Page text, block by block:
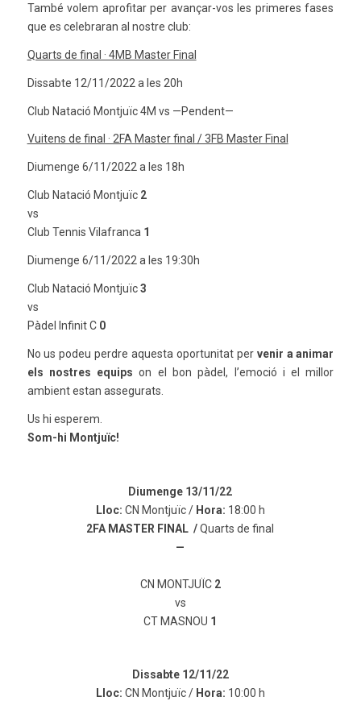
També volem aprofitar per avançar-vos les primeres fases
que es celebraran al nostre club:
Quarts de final · 4MB Master Final
Dissabte 12/11/2022 a les 20h
Club Natació Montjuïc 4M vs —Pendent—
Vuitens de final · 2FA Master final / 3FB Master Final
Diumenge 6/11/2022 a les 18h
Club Natació Montjuïc 2
vs
Club Tennis Vilafranca 1
Diumenge 6/11/2022 a les 19:30h
Club Natació Montjuïc3
vs
Pàdel Infinit C 0
No us podeu perdre aquesta oportunitat per venir a animar
els nostres equips on el bon pàdel, l’emoció i el millor
ambient estan assegurats.
Us hi esperem.
Som-hi Montjuïc!
Diumenge 13/11/22
Lloc: CN Montjuïc / Hora: 18:00 h
2FA MASTER FINAL /Quarts de final
—
CN MONTJUÏC 2
vs
CT MASNOU 1
Dissabte 12/11/22
Lloc: CN Montjuïc / Hora: 10:00 h